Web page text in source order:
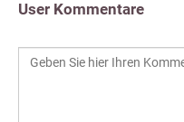
User Kommentare